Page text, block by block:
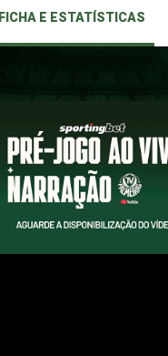
FICHA E ESTATÍSTICAS